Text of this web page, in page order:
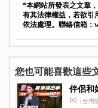
*本網站所發表之文章
有其法律權益，若欲引
依法處理。聯絡信箱：
您也可能喜歡這些
伴侶和
PR（台灣